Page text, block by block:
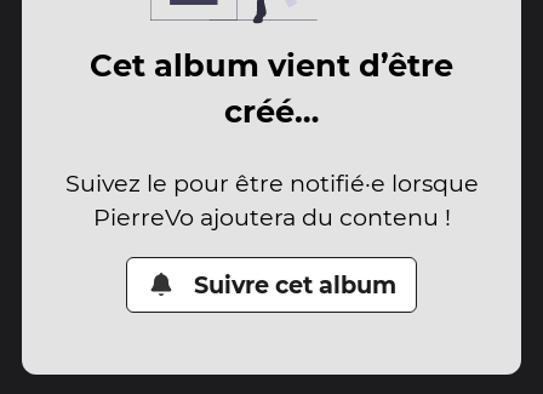
Cet album vient d’être
créé…
Suivez le pour être notifié·e lorsque
PierreVo ajoutera du contenu !
Suivre cet album